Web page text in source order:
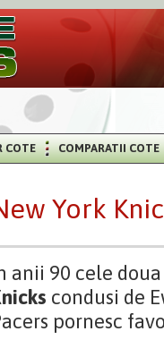
COTE COMPARATII COTE
York
anii 90 cele
condusi de
pornesc